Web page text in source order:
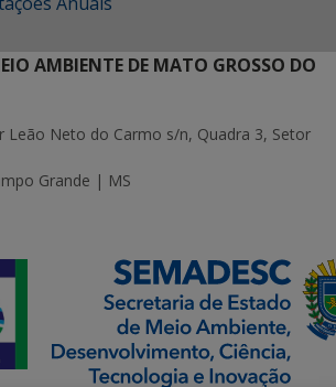
AMBIENTE DE MATO GROSSO DO
Leão Neto do Carmo s/n, Quadra 3, Setor
Grande | MS